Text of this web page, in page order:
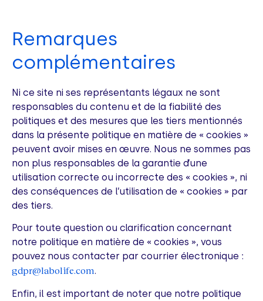
Remarques
complémentaires
Ni ce site ni ses représentants légaux ne sont
responsables du contenu et de la fiabilité des
politiques et des mesures que les tiers mentionnés
dans la présente politique en matière de « cookies »
peuvent avoir mises en œuvre. Nous ne sommes pas
non plus responsables de la garantie d’une
utilisation correcte ou incorrecte des « cookies », ni
des conséquences de l’utilisation de « cookies » par
des tiers.
Pour toute question ou clarification concernant
notre politique en matière de « cookies », vous
pouvez nous contacter par courrier électronique :
gdpr@labolife.com.
Enfin, il est important de noter que notre politique